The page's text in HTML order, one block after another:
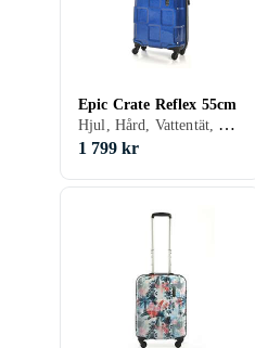
Epic Crate Reflex 55cm
Hjul, Hård, Vattentät, TSA-lås, Kabinväska
1 799 kr